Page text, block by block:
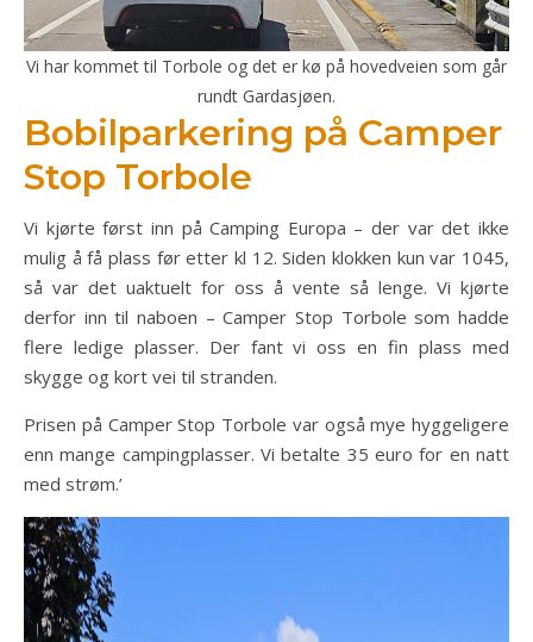
Vi har kommet til Torbole og det er kø på hovedveien som går
rundt Gardasjøen.
Bobilparkering på Camper
Stop Torbole
Vi kjørte først inn på Camping Europa – der var det ikke
mulig å få plass før etter kl 12. Siden klokken kun var 1045,
så var det uaktuelt for oss å vente så lenge. Vi kjørte
derfor inn til naboen – Camper Stop Torbole som hadde
flere ledige plasser. Der fant vi oss en fin plass med
skygge og kort vei til stranden.
Prisen på Camper Stop Torbole var også mye hyggeligere
enn mange campingplasser. Vi betalte 35 euro for en natt
med strøm.’